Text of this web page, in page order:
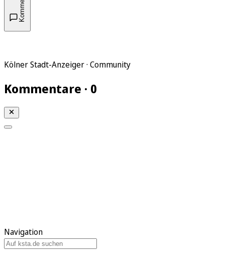
Kölner Stadt-Anzeiger · Community
Kommentare · 0
Navigation